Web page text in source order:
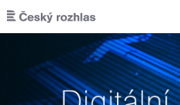
Přejít k hlavnímu obsahu